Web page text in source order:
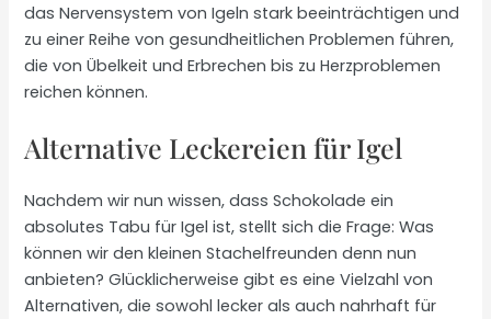
das Nervensystem von Igeln stark beeinträchtigen und
zu einer Reihe von gesundheitlichen Problemen führen,
die von Übelkeit und Erbrechen bis zu Herzproblemen
reichen können.
Alternative Leckereien für Igel
Nachdem wir nun wissen, dass Schokolade ein
absolutes Tabu für Igel ist, stellt sich die Frage: Was
können wir den kleinen Stachelfreunden denn nun
anbieten? Glücklicherweise gibt es eine Vielzahl von
Alternativen, die sowohl lecker als auch nahrhaft für